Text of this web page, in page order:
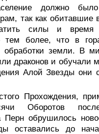
должно было
так как обитавшие
силы и время
тем более, что в
обработки земли. В
драконов и обучали
Алой Звезды они
Прохождения,
Оборотов
Перн обрушилось
оставались до